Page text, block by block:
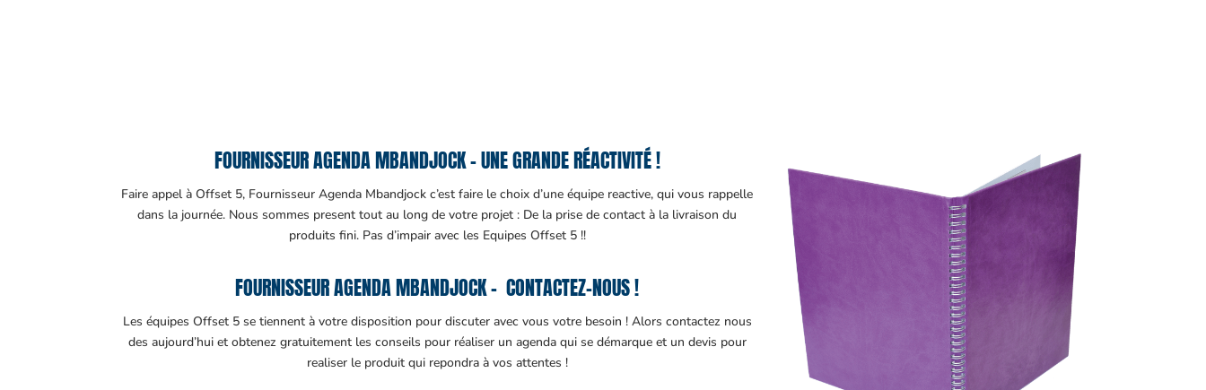
FOURNISSEUR AGENDA MBANDJOCK – UNE GRANDE RÉACTIVITÉ !
Faire appel à Offset 5, Fournisseur Agenda Mbandjock c’est faire le choix d’une équipe reactive, qui vous rappelle
dans la journée. Nous sommes present tout au long de votre projet : De la prise de contact à la livraison du
produits fini. Pas d’impair avec les Equipes Offset 5 !!
FOURNISSEUR AGENDA MBANDJOCK – CONTACTEZ-NOUS !
Les équipes Offset 5 se tiennent à votre disposition pour discuter avec vous votre besoin ! Alors contactez nous
des aujourd’hui et obtenez gratuitement les conseils pour réaliser un agenda qui se démarque et un devis pour
realiser le produit qui repondra à vos attentes !